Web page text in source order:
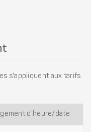
s'appliquent aux tarifs
d'heure/date